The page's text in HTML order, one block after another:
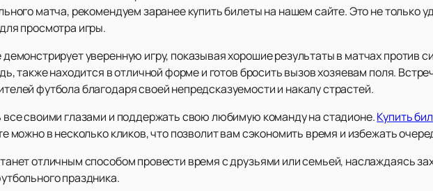
матча, рекомендуем заранее купить билеты на нашем сайте. Это не только
просмотра игры.
уверенную игру, показывая хорошие результаты в матчах против
также находится в отличной форме и готов бросить вызов хозяевам поля.
футбола благодаря своей непредсказуемости и накалу страстей.
все своими глазами и поддержать свою любимую команду на стадионе.Купить
можно в несколько кликов, что позволит вам сэкономить время и избежать
отличным способом провести время с друзьями или семьей, наслаждаясь
праздника.